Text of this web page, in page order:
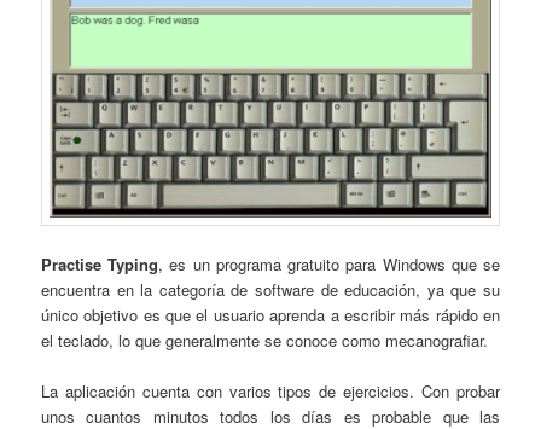
Practise Typing, es un programa gratuito para Windows que se
encuentra en la categoría de software de educación, ya que su
único objetivo es que el usuario aprenda a escribir más rápido en
el teclado, lo que generalmente se conoce como mecanografiar.
La aplicación cuenta con varios tipos de ejercicios. Con probar
unos cuantos minutos todos los días es probable que las